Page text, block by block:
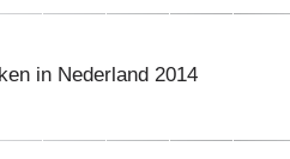
in Nederland 2014